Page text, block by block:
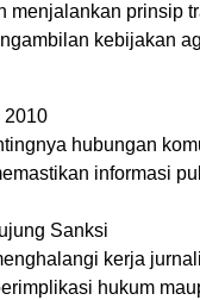
menjalankan prinsip
kebijakan
2010
hubungan
informasi
Sanksi
kerja
hukum